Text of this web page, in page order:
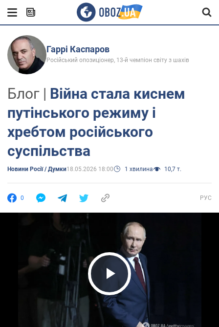
Гаррі Каспаров
Російський опозиціонер, 13-й чемпіон світу з шахів
Блог | Війна стала киснем
путінського режиму і
хребтом російського
суспільства
Новини Росії / Думки18.05.2026 18:00 1 хвилина 10,7 т.
0 РУС
Play Video